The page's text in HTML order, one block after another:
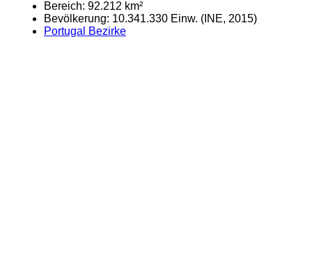
Bereich: 92.212 km²
Bevölkerung: 10.341.330 Einw. (INE, 2015)
Portugal Bezirke